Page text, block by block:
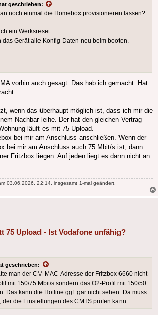
geschrieben:
noch einmal die Homebox provisionieren lassen?
ein Werksreset.
das Gerät alle Konfig-Daten neu beim booten.
vorhin auch gesagt. Das hab ich gemacht. Hat
wenn das überhaupt möglich ist, dass ich mir die
Nachbar leihe. Der hat den gleichen Vertrag
läuft es mit 75 Upload.
bei mir am Anschluss anschließen. Wenn der
bei mir am Anschluss auch 75 Mbit/s ist, dann
Fritzbox liegen. Auf jeden liegt es dann nicht an
03.06.2026, 22:14, insgesamt 1-mal geändert.
75 Upload - Ist Vodafone unfähig?
geschrieben:
man der CM-MAC-Adresse der Fritzbox 6660 nicht
mit 150/75 Mbit/s sondern das O2-Profil mit 150/50
Das kann die Hotline ggf. gar nicht sehen. Da muss
der die Einstellungen des CMTS prüfen kann.